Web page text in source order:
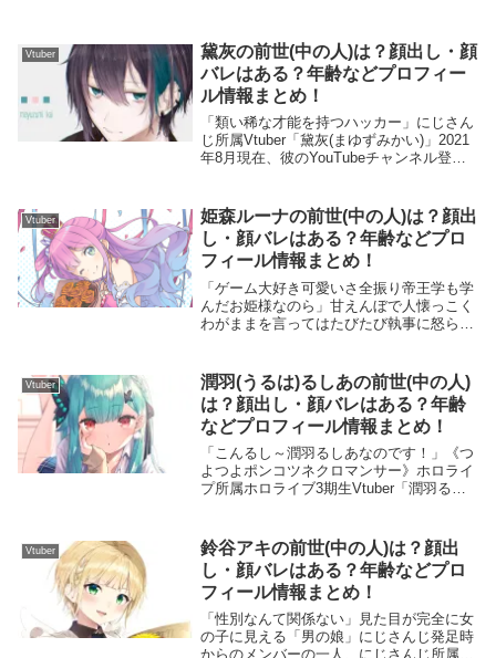
Vtuber
黛灰の前世(中の人)は？顔出し・顔
バレはある？年齢などプロフィー
ル情報まとめ！
「類い稀な才能を持つハッカー」にじさん
じ所属Vtuber「黛灰(まゆずみかい)」2021
年8月現在、彼のYouTubeチャンネル登録
を守るように」と配信で...
Vtuber
姫森ルーナの前世(中の人)は？顔出
し・顔バレはある？年齢などプロ
フィール情報まとめ！
「ゲーム大好き可愛いさ全振り帝王学も学
んだお姫様なのら」甘えんぼで人懐っこく
わがままを言ってはたびたび執事に怒られ
Vtuber「姫森ルーナ」 2022年2月現在、
YouTu...
Vtuber
潤羽(うるは)るしあの前世(中の人)
は？顔出し・顔バレはある？年齢
などプロフィール情報まとめ！
「こんるし～潤羽るしあなのです！」《つ
よつよポンコツネクロマンサー》ホロライ
プ所属ホロライブ3期生Vtuber「潤羽るし
あは2020年11月までの段...
Vtuber
鈴谷アキの前世(中の人)は？顔出
し・顔バレはある？年齢などプロ
フィール情報まとめ！
「性別なんて関係ない」見た目が完全に女
の子に見える「男の娘」にじさんじ発足時
からのメンバーの一人、にじさんじ所属